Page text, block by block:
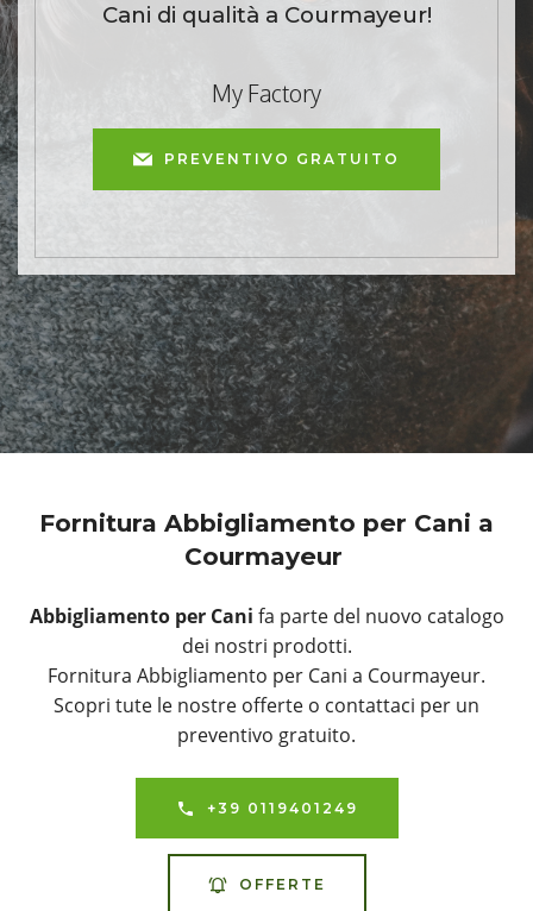
Cani di qualità a Courmayeur!
My Factory
PREVENTIVO GRATUITO
Fornitura Abbigliamento per Cani a
Courmayeur
Abbigliamento per Cani fa parte del nuovo catalogo
dei nostri prodotti.
Fornitura Abbigliamento per Cani a Courmayeur.
Scopri tute le nostre offerte o contattaci per un
preventivo gratuito.
+39 0119401249
OFFERTE